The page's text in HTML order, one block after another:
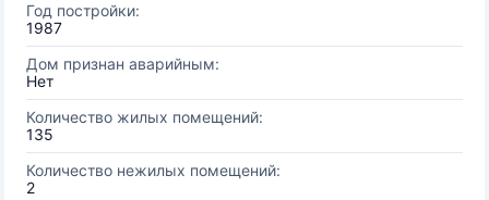
Год постройки:
1987
Дом признан аварийным:
Нет
Количество жилых помещений:
135
Количество нежилых помещений:
2